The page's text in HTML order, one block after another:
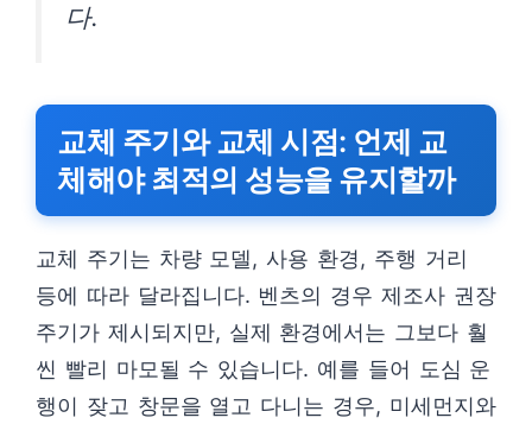
다.
교체 주기와 교체 시점: 언제 교
체해야 최적의 성능을 유지할까
교체 주기는 차량 모델, 사용 환경, 주행 거리
등에 따라 달라집니다. 벤츠의 경우 제조사 권장
주기가 제시되지만, 실제 환경에서는 그보다 훨
씬 빨리 마모될 수 있습니다. 예를 들어 도심 운
행이 잦고 창문을 열고 다니는 경우, 미세먼지와